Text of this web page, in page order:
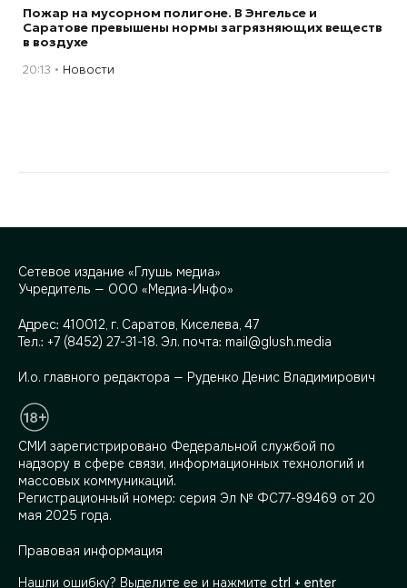
Пожар на мусорном полигоне. В Энгельсе и
Саратове превышены нормы загрязняющих веществ
в воздухе
20:13 Новости
Сетевое издание «Глушь медиа»
Учредитель — ООО «Медиа-Инфо»
Адрес: 410012, г. Саратов, Киселева, 47
Тел.: +7 (8452) 27-31-18. Эл. почта: mail@glush.media
И.о. главного редактора — Руденко Денис Владимирович
СМИ зарегистрировано Федеральной службой по
надзору в сфере связи, информационных технологий и
массовых коммуникаций.
Регистрационный номер: серия Эл № ФС77-89469 от 20
мая 2025 года.
Правовая информация
Нашли ошибку? Выделите ее и нажмите ctrl + enter